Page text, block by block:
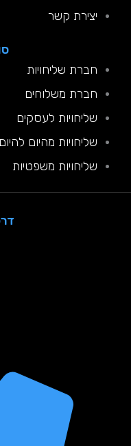
יצירת קשר
סוגי
חברת שליחויות
חברת משלוחים
שליחויות לעסקים
שליחויות מהיום להיום
שליחויות משפטיות
דרכי